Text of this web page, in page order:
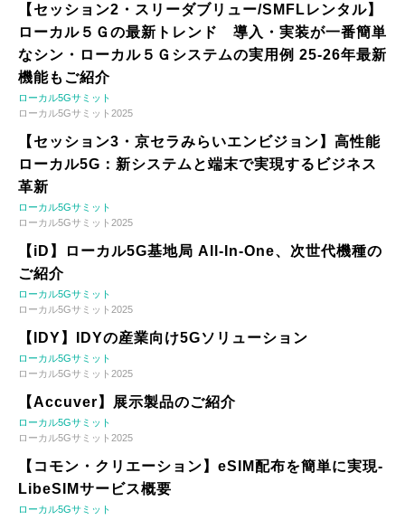
【セッション2・スリーダブリュー/SMFLレンタル】
ローカル５Ｇの最新トレンド 導入・実装が一番簡単
なシン・ローカル５Ｇシステムの実用例 25-26年最新
機能もご紹介
ローカル5Gサミット
ローカル5Gサミット2025
【セッション3・京セラみらいエンビジョン】高性能
ローカル5G：新システムと端末で実現するビジネス
革新
ローカル5Gサミット
ローカル5Gサミット2025
【iD】ローカル5G基地局 All-In-One、次世代機種の
ご紹介
ローカル5Gサミット
ローカル5Gサミット2025
【IDY】IDYの産業向け5Gソリューション
ローカル5Gサミット
ローカル5Gサミット2025
【Accuver】展示製品のご紹介
ローカル5Gサミット
ローカル5Gサミット2025
【コモン・クリエーション】eSIM配布を簡単に実現-
LibeSIMサービス概要
ローカル5Gサミット